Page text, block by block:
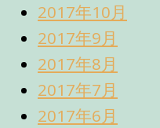
2017年10月
2017年9月
2017年8月
2017年7月
2017年6月